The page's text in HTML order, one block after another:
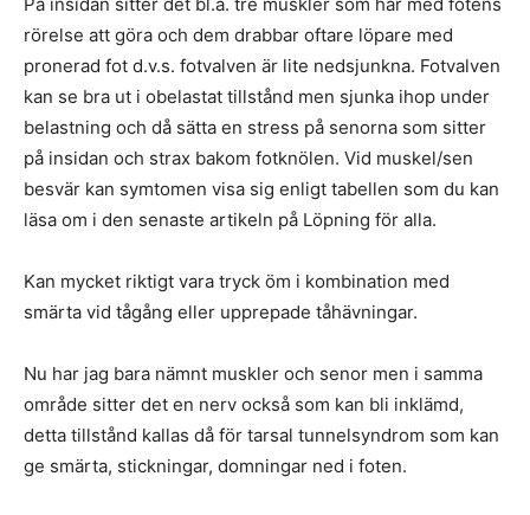
rörelse att göra och dem drabbar oftare löpare med
pronerad fot d.v.s. fotvalven är lite nedsjunkna. Fotvalven
kan se bra ut i obelastat tillstånd men sjunka ihop under
belastning och då sätta en stress på senorna som sitter
på insidan och strax bakom fotknölen. Vid muskel/sen
besvär kan symtomen visa sig enligt tabellen som du kan
läsa om i den senaste artikeln på Löpning för alla.
Kan mycket riktigt vara tryck öm i kombination med
smärta vid tågång eller upprepade tåhävningar.
Nu har jag bara nämnt muskler och senor men i samma
område sitter det en nerv också som kan bli inklämd,
detta tillstånd kallas då för tarsal tunnelsyndrom som kan
ge smärta, stickningar, domningar ned i foten.